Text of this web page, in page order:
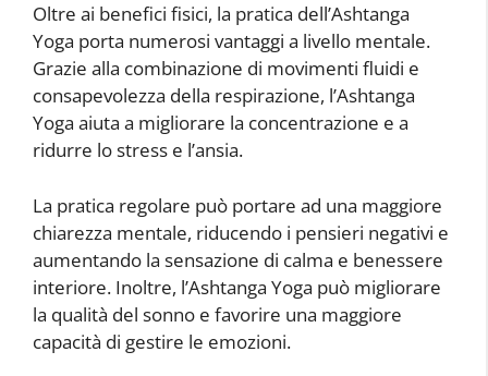
Oltre ai benefici fisici, la pratica dell’Ashtanga
Yoga porta numerosi vantaggi a livello mentale.
Grazie alla combinazione di movimenti fluidi e
consapevolezza della respirazione, l’Ashtanga
Yoga aiuta a migliorare la concentrazione e a
ridurre lo stress e l’ansia.
La pratica regolare può portare ad una maggiore
chiarezza mentale, riducendo i pensieri negativi e
aumentando la sensazione di calma e benessere
interiore. Inoltre, l’Ashtanga Yoga può migliorare
la qualità del sonno e favorire una maggiore
capacità di gestire le emozioni.